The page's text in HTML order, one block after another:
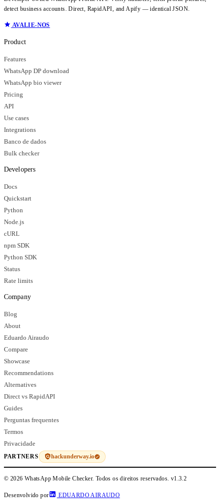
detect business accounts. Direct, RapidAPI, and Apify — identical JSON.
AVALIE-NOS
Product
Features
WhatsApp DP download
WhatsApp bio viewer
Pricing
API
Use cases
Integrations
Banco de dados
Bulk checker
Developers
Docs
Quickstart
Python
Node.js
cURL
npm SDK
Python SDK
Status
Rate limits
Company
Blog
About
Eduardo Airaudo
Compare
Showcase
Recommendations
Alternatives
Direct vs RapidAPI
Guides
Perguntas frequentes
Termos
Privacidade
PARTNERS hackunderway.io
© 2026 WhatsApp Mobile Checker. Todos os direitos reservados. v1.3.2
Desenvolvido por EDUARDO AIRAUDO